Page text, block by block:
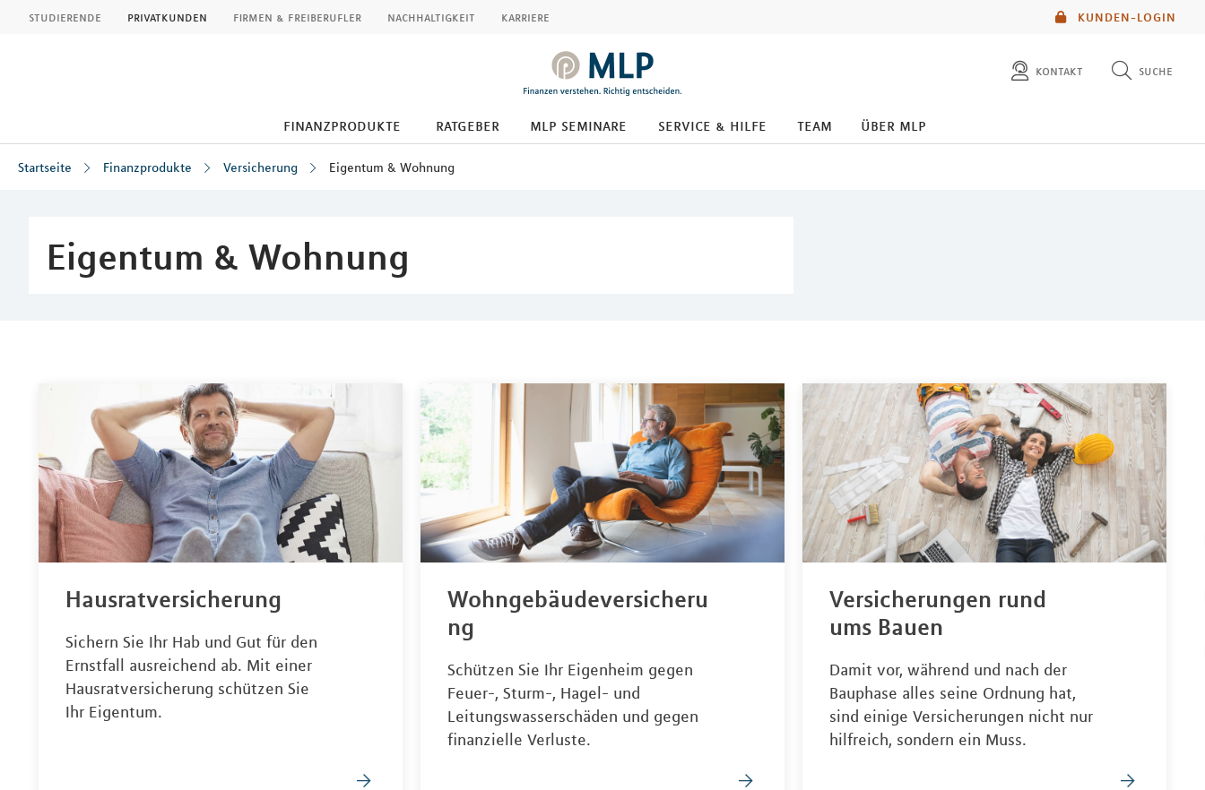
KUNDEN-LOGIN
studierende privatkunden firmen & freiberufler nachhaltigkeit karriere
kontakt suche
finanzprodukte ratgeber mlp seminare service & hilfe team über mlp
Startseite Finanzprodukte Versicherung Eigentum & Wohnung
Eigentum & Wohnung
Hausratversicherung
Sichern Sie Ihr Hab und Gut für den
Ernstfall ausreichend ab. Mit einer
Hausratversicherung schützen Sie
Ihr Eigentum.
Wohngebäudeversicheru
ng
Schützen Sie Ihr Eigenheim gegen
Feuer-, Sturm-, Hagel- und
Leitungswasserschäden und gegen
finanzielle Verluste.
Versicherungen rund
ums Bauen
Damit vor, während und nach der
Bauphase alles seine Ordnung hat,
sind einige Versicherungen nicht nur
hilfreich, sondern ein Muss.